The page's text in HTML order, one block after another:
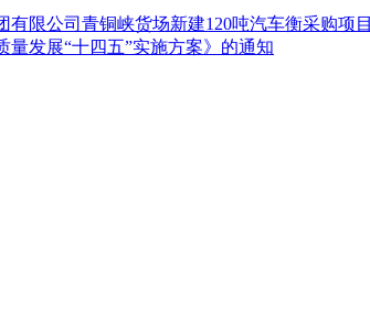
限公司青铜峡货场新建120吨汽车衡采购项目
发展“十四五”实施方案》的通知